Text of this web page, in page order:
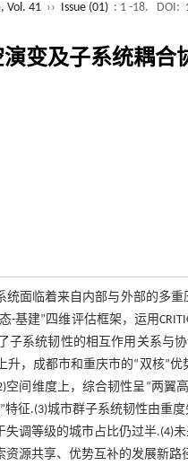
Vol. 41 ›› Issue (01) : 1 -18. DOI:
变及子系统耦合
面临着来自内部与外部的多
-基建”四维评估框架，运用
子系统韧性的相互作用关系与
，成都市和重庆市的“双核”
空间维度上，综合韧性呈“两
征.(3)城市群子系统韧性由重
调等级的城市占比仍过半.(4)
源共享、优势互补的发展新路